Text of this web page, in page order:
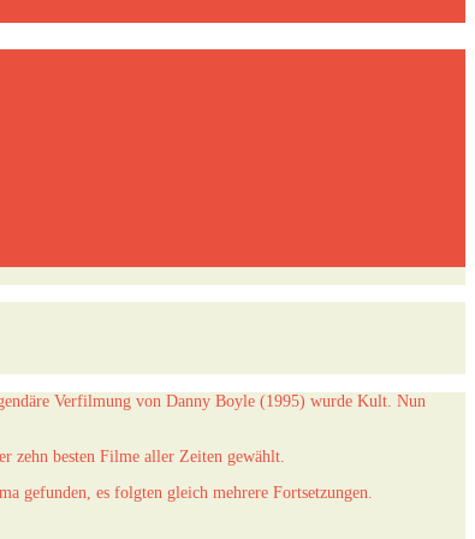
Verfilmung von Danny Boyle (1995) wurde Kult. Nun
zehn besten Filme aller Zeiten gewählt.
gefunden, es folgten gleich mehrere Fortsetzungen.